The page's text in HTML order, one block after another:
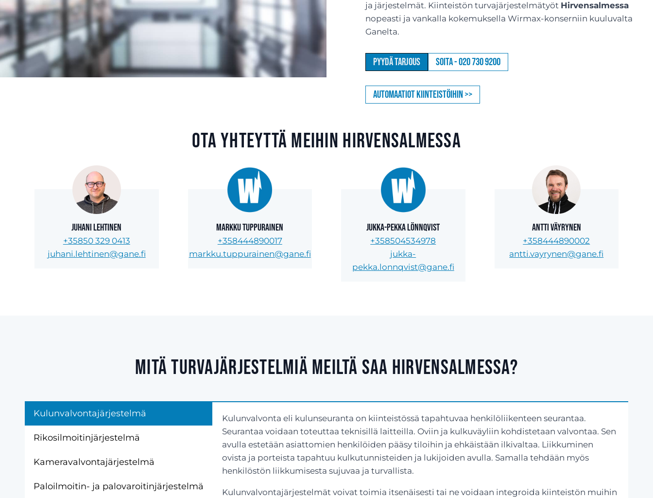
ja järjestelmät. Kiinteistön turvajärjestelmätyöt Hirvensalmessa
nopeasti ja vankalla kokemuksella Wirmax-konserniin kuuluvalta
Ganelta.
Pyydä tarjous Soita - 020 730 9200
Automaatiot kiinteistöihin >>
Ota yhteyttä meihin Hirvensalmessa
Juhani Lehtinen
+35850 329 0413
juhani.lehtinen@gane.fi
Markku Tuppurainen
+358444890017
markku.tuppurainen@gane.fi
Jukka-Pekka Lönnqvist
+358504534978
jukka-
pekka.lonnqvist@gane.fi
Antti Väyrynen
+358444890002
antti.vayrynen@gane.fi
Mitä turvajärjestelmiä meiltä saa Hirvensalmessa?
Kulunvalvontajärjestelmä
Rikosilmoitinjärjestelmä
Kameravalvontajärjestelmä
Paloilmoitin- ja palovaroitinjärjestelmä
Kulunvalvonta eli kulunseuranta on kiinteistössä tapahtuvaa henkilöliikenteen seurantaa.
Seurantaa voidaan toteuttaa teknisillä laitteilla. Oviin ja kulkuväyliin kohdistetaan valvontaa. Sen
avulla estetään asiattomien henkilöiden pääsy tiloihin ja ehkäistään ilkivaltaa. Liikkuminen
ovista ja porteista tapahtuu kulkutunnisteiden ja lukijoiden avulla. Samalla tehdään myös
henkilöstön liikkumisesta sujuvaa ja turvallista.
Kulunvalvontajärjestelmät voivat toimia itsenäisesti tai ne voidaan integroida kiinteistön muihin